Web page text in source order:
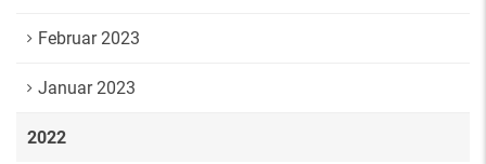
Februar 2023
Januar 2023
2022